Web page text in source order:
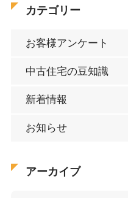
カテゴリー
お客様アンケート
中古住宅の豆知識
新着情報
お知らせ
アーカイブ